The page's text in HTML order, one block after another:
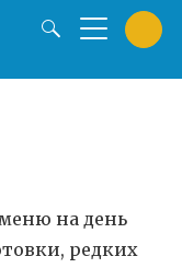
на день
редких